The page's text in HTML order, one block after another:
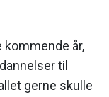
år,
til
gerne skulle